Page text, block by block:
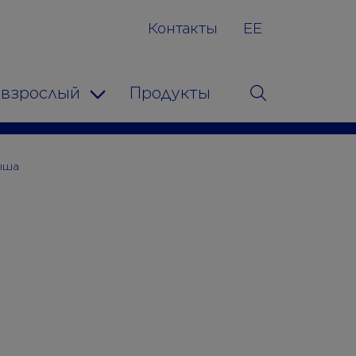
Контакты EE
Toggle Dropdown
Продукты Поиск